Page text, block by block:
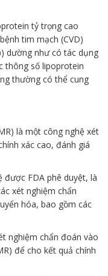
tỷ trọng cao
tim mạch (CVD)
dường như có tác dụng
thông số lipoprotein
thường có thể cung
là một công nghệ xét
xác cao, đánh giá
được FDA phê duyệt, là
xét nghiệm chẩn
hóa, bao gồm các
nghiệm chẩn đoán vào
để cho kết quả chính